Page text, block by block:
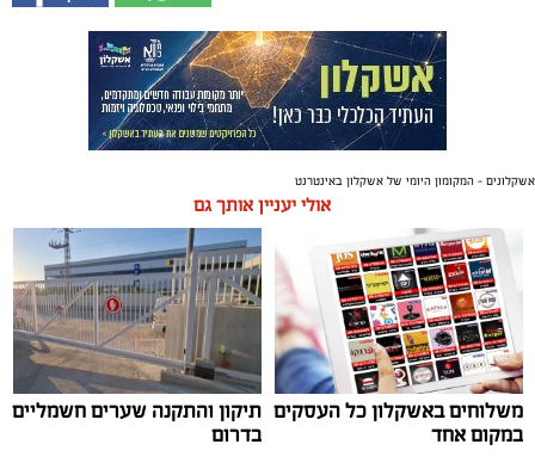
אשקלונים - המקומון היומי של אשקלון באינטרנט
אולי יעניין אותך גם
משלוחים באשקלון כל העסקים
במקום אחד
תיקון והתקנה שערים חשמליים
בדרום